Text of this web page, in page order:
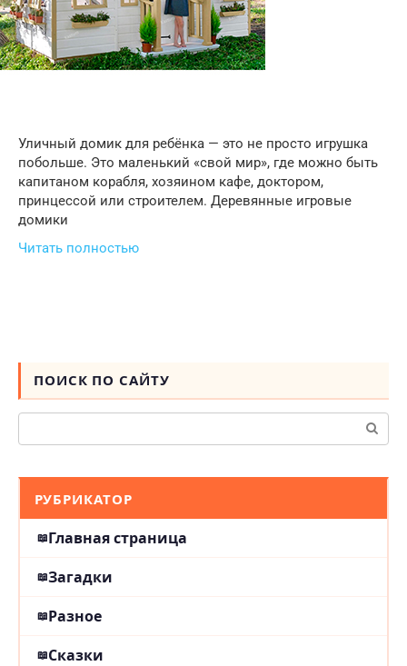
Уличный домик для ребёнка — это не просто игрушка
побольше. Это маленький «свой мир», где можно быть
капитаном корабля, хозяином кафе, доктором,
принцессой или строителем. Деревянные игровые
домики
Читать полностью
ПОИСК ПО САЙТУ
Поиск:
РУБРИКАТОР
Главная страница
Загадки
Разное
Сказки